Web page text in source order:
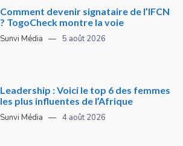
Comment devenir signataire de l’IFCN
? TogoCheck montre la voie
Sunvi Média 5 août 2026
Leadership : Voici le top 6 des femmes
les plus influentes de l’Afrique
Sunvi Média 4 août 2026